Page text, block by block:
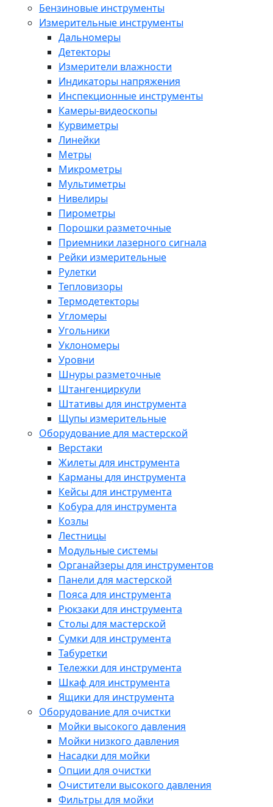
Бензиновые инструменты
Измерительные инструменты
Дальномеры
Детекторы
Измерители влажности
Индикаторы напряжения
Инспекционные инструменты
Камеры-видеоскопы
Курвиметры
Линейки
Метры
Микрометры
Мультиметры
Нивелиры
Пирометры
Порошки разметочные
Приемники лазерного сигнала
Рейки измерительные
Рулетки
Тепловизоры
Термодетекторы
Угломеры
Угольники
Уклономеры
Уровни
Шнуры разметочные
Штангенциркули
Штативы для инструмента
Щупы измерительные
Оборудование для мастерской
Верстаки
Жилеты для инструмента
Карманы для инструмента
Кейсы для инструмента
Кобура для инструмента
Козлы
Лестницы
Модульные системы
Органайзеры для инструментов
Панели для мастерской
Пояса для инструмента
Рюкзаки для инструмента
Столы для мастерской
Сумки для инструмента
Табуретки
Тележки для инструмента
Шкаф для инструмента
Ящики для инструмента
Оборудование для очистки
Мойки высокого давления
Мойки низкого давления
Насадки для мойки
Опции для очистки
Очистители высокого давления
Фильтры для мойки